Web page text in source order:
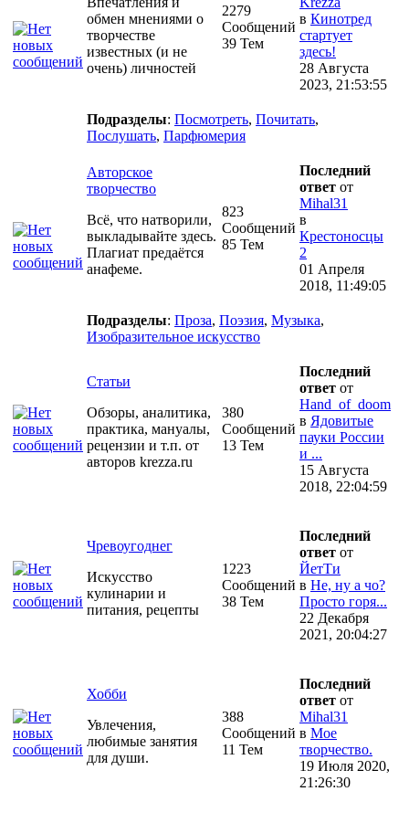
обмен мнениями о
творчестве
известных (и не
очень) личностей
2279
Сообщений
39 Тем
в Кинотред
стартует
здесь!
28 Августа
2023, 21:53:55
Подразделы: Посмотреть, Почитать,
Послушать, Парфюмерия
Авторское
творчество
Всё, что натворили,
выкладывайте здесь.
Плагиат предаётся
анафеме.
823
Сообщений
85 Тем
Последний
ответ от
Mihal31
в
Крестоносцы
2
01 Апреля
2018, 11:49:05
Подразделы: Проза, Поэзия, Музыка,
Изобразительное искусство
Статьи
Обзоры, аналитика,
практика, мануалы,
рецензии и т.п. от
авторов krezza.ru
380
Сообщений
13 Тем
Последний
ответ от
Hand_of_doom
в Ядовитые
пауки России
и ...
15 Августа
2018, 22:04:59
Чревоугоднег
Искусство
кулинарии и
питания, рецепты
1223
Сообщений
38 Тем
Последний
ответ от
ЙетТи
в Не, ну а чо?
Просто горя...
22 Декабря
2021, 20:04:27
Хобби
Увлечения,
любимые занятия
для души.
388
Сообщений
11 Тем
Последний
ответ от
Mihal31
в Мое
творчество.
19 Июля 2020,
21:26:30